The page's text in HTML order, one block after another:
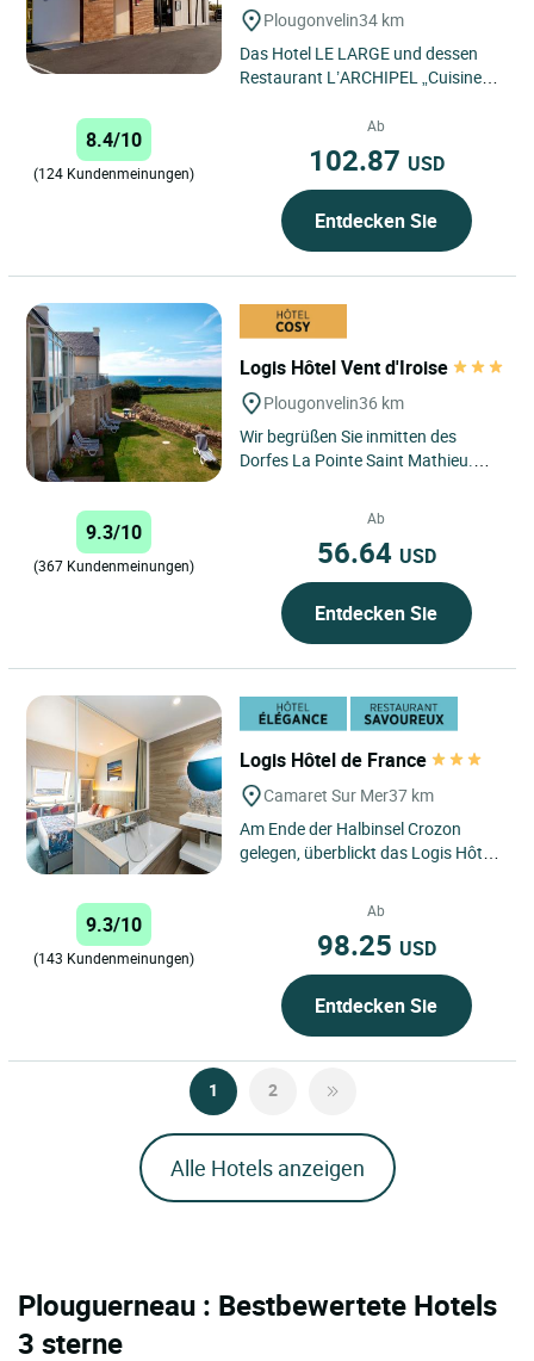
Plougonvelin34 km
Das Hotel LE LARGE und dessen
Restaurant L’ARCHIPEL „Cuisine
(traditionelle Küche vom...
8.4/10
(124 Kundenmeinungen)
Ab
102.87 USD
Entdecken Sie
Logis Hôtel Vent d'Iroise
Plougonvelin36 km
Wir begrüßen Sie inmitten des
Dorfes La Pointe Saint Mathieu.
Hotel bietet seinen Gästen...
9.3/10
(367 Kundenmeinungen)
Ab
56.64 USD
Entdecken Sie
Logis Hôtel de France
Camaret Sur Mer37 km
Am Ende der Halbinsel Crozon
gelegen, überblickt das Logis Hôtel
und bietet den idealen...
9.3/10
(143 Kundenmeinungen)
Ab
98.25 USD
Entdecken Sie
1 2
Alle Hotels anzeigen
Plouguerneau : Bestbewertete Hotels
3 sterne